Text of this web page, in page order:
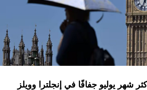
شهر يوليو جفافًا في إنجلترا وويلز